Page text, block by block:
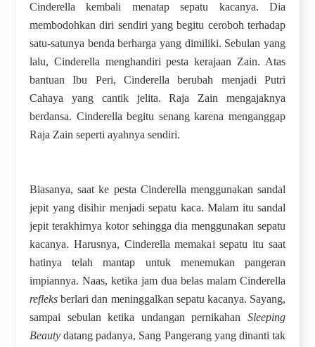
Cinderella kembali menatap sepatu kacanya. Dia
membodohkan diri sendiri yang begitu ceroboh terhadap
satu-satunya benda berharga yang dimiliki. Sebulan yang
lalu, Cinderella menghandiri pesta kerajaan Zain. Atas
bantuan Ibu Peri, Cinderella berubah menjadi Putri
Cahaya yang cantik jelita. Raja Zain mengajaknya
berdansa. Cinderella begitu senang karena menganggap
Raja Zain seperti ayahnya sendiri.
Biasanya, saat ke pesta Cinderella menggunakan sandal
jepit yang disihir menjadi sepatu kaca. Malam itu sandal
jepit terakhirnya kotor sehingga dia menggunakan sepatu
kacanya. Harusnya, Cinderella memakai sepatu itu saat
hatinya telah mantap untuk menemukan pangeran
impiannya. Naas, ketika jam dua belas malam Cinderella
refleks berlari dan meninggalkan sepatu kacanya. Sayang,
sampai sebulan ketika undangan pernikahan Sleeping
Beauty datang padanya, Sang Pangerang yang dinanti tak